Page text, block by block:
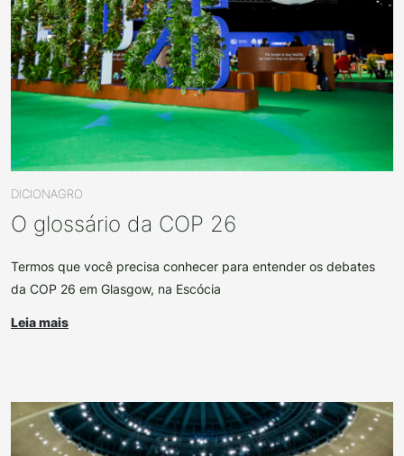
DICIONAGRO
O glossário da COP 26
Termos que você precisa conhecer para entender os debates
da COP 26 em Glasgow, na Escócia
Leia mais